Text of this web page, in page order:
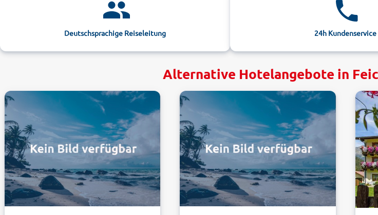
Deutschsprachige Reiseleitung 24h Kundenservice
Alternative Hotelangebote in